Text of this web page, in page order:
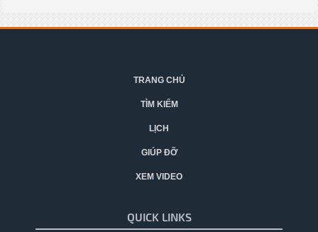
TRANG CHỦ
TÌM KIẾM
LỊCH
GIÚP ĐỠ
XEM VIDEO
QUICK LINKS